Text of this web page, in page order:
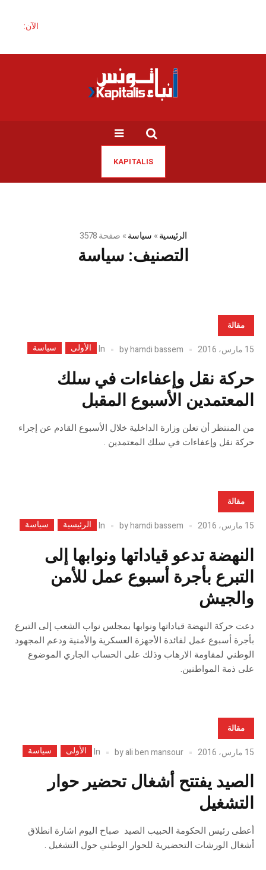
الآن:
KAPITALIS
الرئيسية» سياسة» صفحة 3578
التصنيف:سياسة
مقالة
15 مارس، 2016 byhamdi bassem
In الأولى سياسة
حركة نقل وإعفاءات في سلك
المعتمدين الأسبوع المقبل
من المنتظر أن تعلن وزارة الداخلية خلال الأسبوع القادم عن إجراء
حركة نقل وإعفاءات في سلك المعتمدين .
مقالة
15 مارس، 2016 byhamdi bassem
In الرئيسية سياسة
النهضة تدعو قياداتها ونوابها إلى
التبرع بأجرة أسبوع عمل للأمن
والجيش
دعت حركة النهضة قياداتها ونوابها بمجلس نواب الشعب إلى التبرع
بأجرة أسبوع عمل لفائدة الأجهزة العسكرية والأمنية ودعم المجهود
الوطني لمقاومة الارهاب وذلك على الحساب الجاري الموضوع
على ذمة المواطنين.
مقالة
15 مارس، 2016 byali ben mansour
In الأولى سياسة
الصيد يفتتح أشغال تحضير حوار
التشغيل
أعطى رئيس الحكومة الحبيب الصيد صباح اليوم اشارة انطلاق
أشغال الورشات التحضيرية للحوار الوطني حول التشغيل .